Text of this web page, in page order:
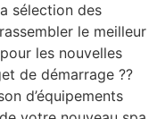
sélection des
le meilleur
les nouvelles
de démarrage ??
d’équipements